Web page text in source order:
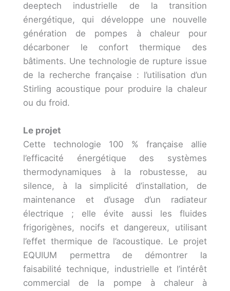
deeptech industrielle de la transition
énergétique, qui développe une nouvelle
génération de pompes à chaleur pour
décarboner le confort thermique des
bâtiments. Une technologie de rupture issue
de la recherche française : l’utilisation d’un
Stirling acoustique pour produire la chaleur
ou du froid.
Le projet
Cette technologie 100 % française allie
l’efficacité énergétique des systèmes
thermodynamiques à la robustesse, au
silence, à la simplicité d’installation, de
maintenance et d’usage d’un radiateur
électrique ; elle évite aussi les fluides
frigorigènes, nocifs et dangereux, utilisant
l’effet thermique de l’acoustique. Le projet
EQUIUM permettra de démontrer la
faisabilité technique, industrielle et l’intérêt
commercial de la pompe à chaleur à